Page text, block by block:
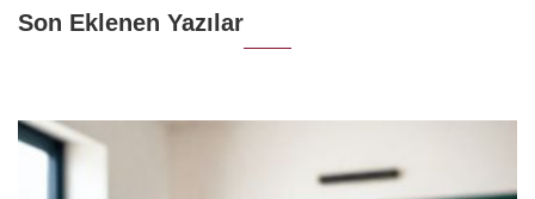
Son Eklenen Yazılar